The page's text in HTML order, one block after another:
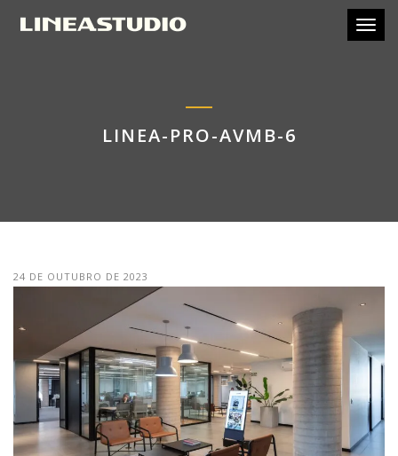
LINEA-PRO-AVMB-6
24 DE OUTUBRO DE 2023